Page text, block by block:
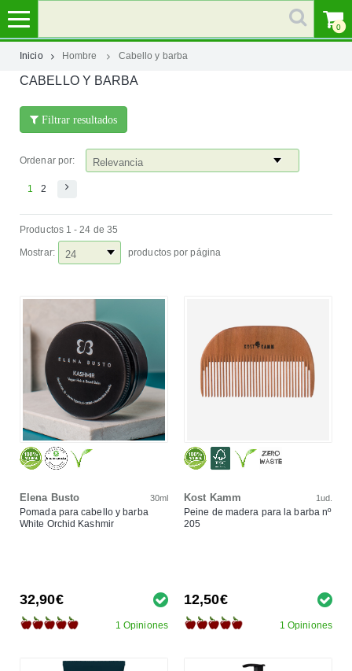
MI
CATEGORÍAS
AYUDA
0
Inicio Hombre Cabello y barba
CABELLO Y BARBA
Filtrar resultados
Ordenar por:
1 2
Productos 1 - 24 de 35
Mostrar: productos por página
Elena Busto 30ml
Pomada para cabello y barba
White Orchid Kashmir
32,90€
1 Opiniones
Kost Kamm 1ud.
Peine de madera para la barba nº
205
12,50€
1 Opiniones